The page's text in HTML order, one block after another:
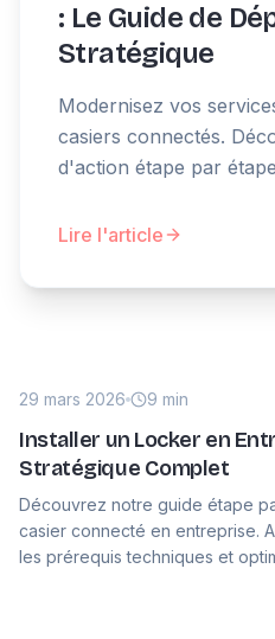
: Le Guide de
Stratégique
Modernisez vos
casiers connectés.
d'action étape par
Lire l'article
29 mars 2026 9 min
Installer un Locker en
Stratégique Complet
Découvrez notre guide étape
casier connecté en entreprise.
les prérequis techniques et